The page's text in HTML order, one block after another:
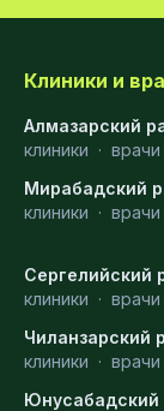
Клиники и
Алмазарский
клиники · врачи
Мирабадский
клиники · врачи
Сергелийский
клиники · врачи
Чиланзарский
клиники · врачи
Юнусабадский